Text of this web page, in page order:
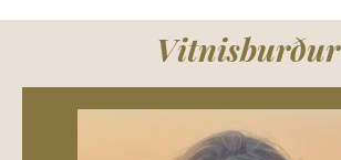
Vitnisburður